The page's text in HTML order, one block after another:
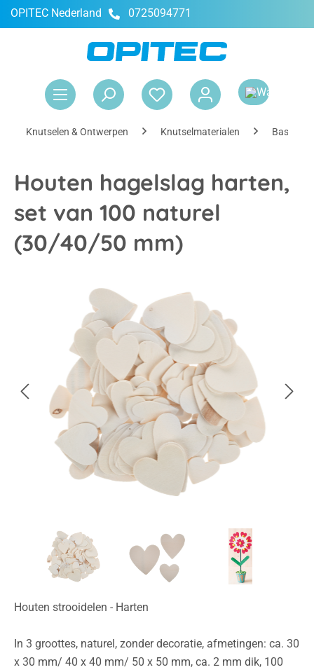
OPITEC Nederland 0725094771
Knutselen & Ontwerpen Knutselmaterialen
Houten hagelslag harten,
set van 100 naturel
(30/40/50 mm)
Houten strooidelen - Harten
In 3 groottes, naturel, zonder decoratie, afmetingen: ca. 30
x 30 mm/ 40 x 40 mm/ 50 x 50 mm, ca. 2 mm dik, 100